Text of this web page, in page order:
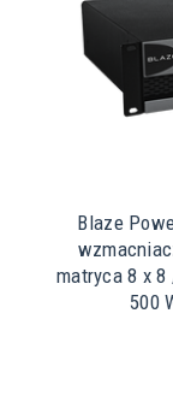
Blaze
matryca 8 x
500